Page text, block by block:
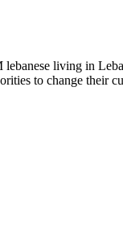
lebanese living in
to change their